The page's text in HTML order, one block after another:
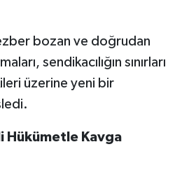
bozan ve doğrudan
sendikacılığın sınırları
üzerine yeni bir
Hükümetle Kavga